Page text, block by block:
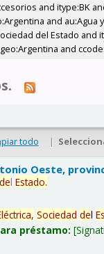
and itype:BK
and au:Agua
del Estado
and
todo |
Oeste,
delEstado.
Sociedad del
préstamo: